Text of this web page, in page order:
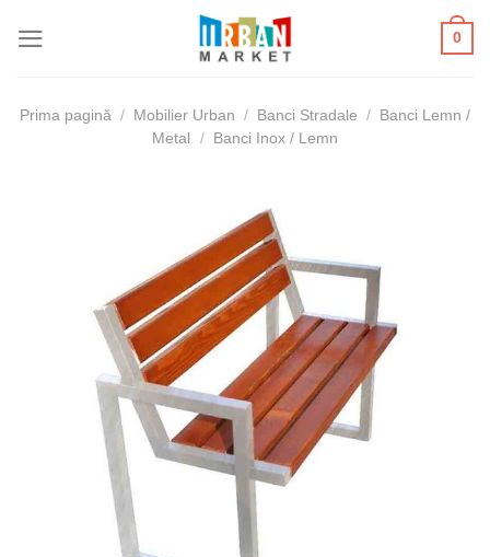
0
Prima pagină / Mobilier Urban / Banci Stradale /
Banci Lemn /
Metal
/ Banci Inox / Lemn